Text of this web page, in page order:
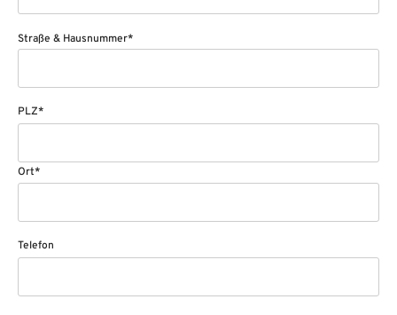
Straße & Hausnummer*
PLZ*
Ort*
Telefon